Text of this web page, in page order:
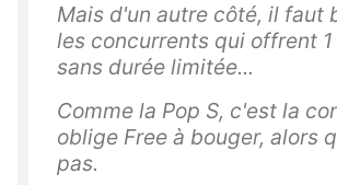
Mais d'un autre côté, il faut
les concurrents qui offrent 1
sans durée limitée...
Comme la Pop S, c'est la
oblige Free à bouger, alors
pas.